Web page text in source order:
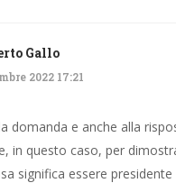
Gallo
2022 17:21
domanda e anche alla
in questo caso, per
significa essere presidente